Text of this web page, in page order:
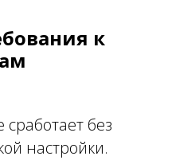
к
без
настройки.